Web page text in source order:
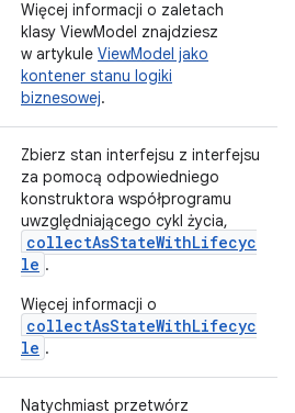
Więcej informacji o zaletach
klasy ViewModel znajdziesz
w artykule ViewModel jako
kontener stanu logiki
biznesowej.
Zbierz stan interfejsu z interfejsu
za pomocą odpowiedniego
konstruktora współprogramu
uwzględniającego cykl życia,
collectAsStateWithLifecyc
le .
Więcej informacji o
collectAsStateWithLifecyc
le .
Natychmiast przetwórz